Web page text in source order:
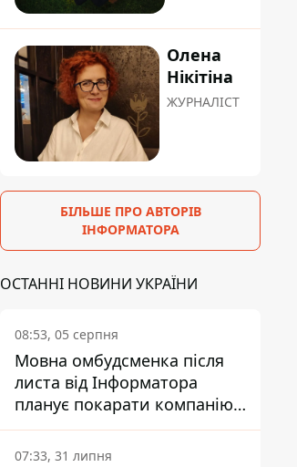
Олена
Нікітіна
ЖУРНАЛІСТ
БІЛЬШЕ ПРО АВТОРІВ
ІНФОРМАТОРА
ОСТАННІ НОВИНИ УКРАЇНИ
08:53, 05 серпня
Мовна омбудсменка після
листа від Інформатора
планує покарати компанію-
підрядника ПриватБанку
07:33, 31 липня